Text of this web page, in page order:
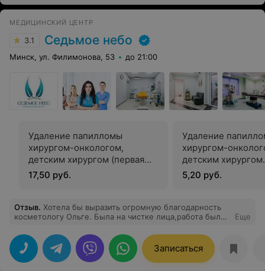
жить. Желаю ЛОДЭ стабильных процветания и
только такие ПРОФЕССИОНАЛЫ.
МЕДИЦИНСКИЙ ЦЕНТР
3.1 Седьмое небо
Минск, ул. Филимонова, 53 до 21:00
Удаление папилломы
хирургом-онкологом,
детским хирургом (первая
единица)
17,50 руб.
Удаление
хирургом-
детским хирургом
(последующие
5,20 руб.
Отзыв. Хотела бы выразить огромную благодарность
косметологу Ольге. Была на чистке лица,работа была
утро остались лишь небольшие следы. Если у кого-то
есть проблемы и вы ищете хорошего косметолога,то
Ольга,это тот специалист,которого вы искали.
Еще
Записаться